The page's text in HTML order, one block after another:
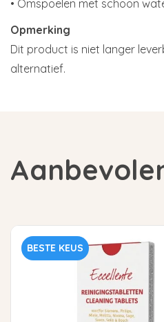
• Omspoelen met schoon
Opmerking
Dit product is niet langer
alternatief.
BESTE KEUS